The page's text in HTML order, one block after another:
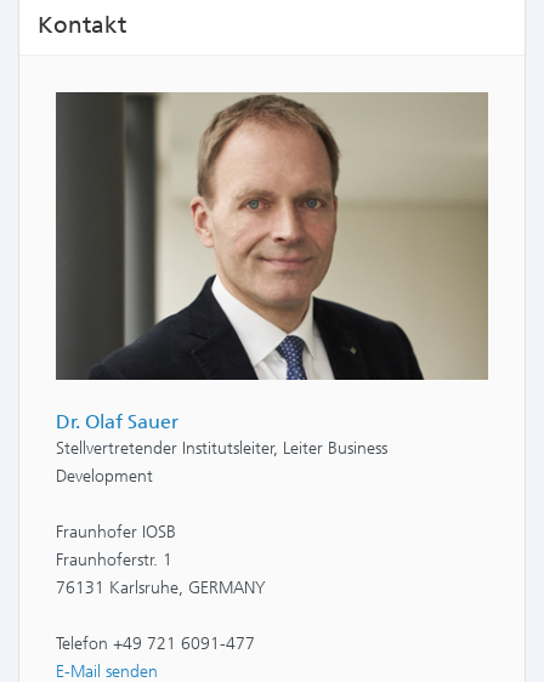
Kontakt
Dr. Olaf Sauer
Stellvertretender Institutsleiter, Leiter Business
Development
Fraunhofer IOSB
Fraunhoferstr. 1
76131 Karlsruhe, GERMANY
Telefon +49 721 6091-477
E-Mail senden